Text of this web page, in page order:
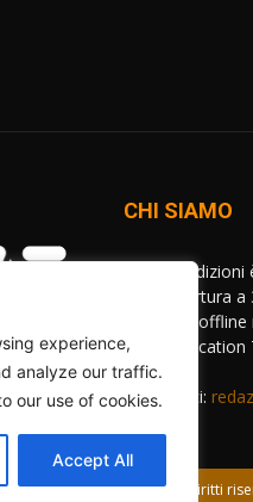
experience,
analyze our traffic.
our use of cookies.
Accept All
CHI SIAMO
BitMAT
una copertura
online ed
Communication
Contattaci:
P.Iva 09091900960 - tutti i diritti